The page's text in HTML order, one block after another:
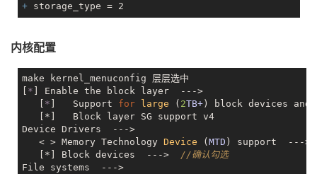
+
内核配置
make kernel_menuconfig 层层选中
* ] Enable the block layer  --->
* Support for large ( 2TB+ ) block devices
   [*]   Block layer SG support v4
Device Drivers  --->
   < > Memory Technology
Device ( MTD ) support  ---
   [*] Block devices  --->
//确认勾选
File systems  --->